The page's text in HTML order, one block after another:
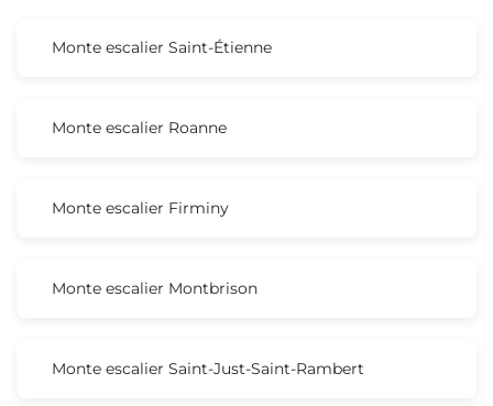
Monte escalier Saint-Étienne
Monte escalier Roanne
Monte escalier Firminy
Monte escalier Montbrison
Monte escalier Saint-Just-Saint-Rambert